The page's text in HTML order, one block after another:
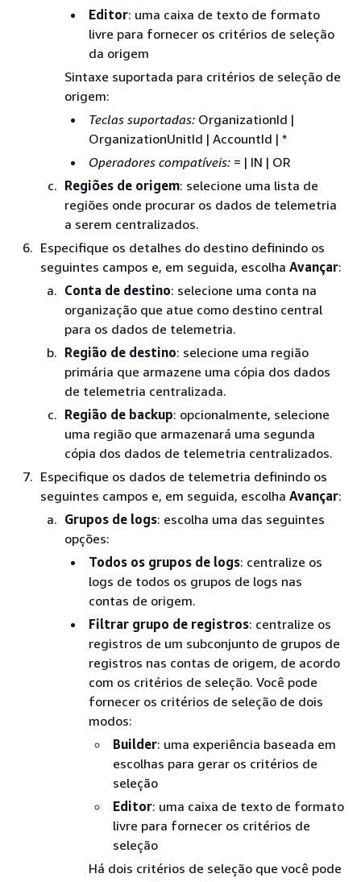
Editor: uma caixa de texto de formato
livre para fornecer os critérios de seleção
da origem
Sintaxe suportada para critérios de seleção de
origem:
Teclas suportadas: OrganizationId |
OrganizationUnitId | AccountId | *
Operadores compatíveis: = | IN | OR
Regiões de origem: selecione uma lista de
regiões onde procurar os dados de telemetria
a serem centralizados.
Especifique os detalhes do destino definindo os
seguintes campos e, em seguida, escolha Avançar:
Conta de destino: selecione uma conta na
organização que atue como destino central
para os dados de telemetria.
Região de destino: selecione uma região
primária que armazene uma cópia dos dados
de telemetria centralizada.
Região de backup: opcionalmente, selecione
uma região que armazenará uma segunda
cópia dos dados de telemetria centralizados.
Especifique os dados de telemetria definindo os
seguintes campos e, em seguida, escolha Avançar:
Grupos de logs: escolha uma das seguintes
opções:
Todos os grupos de logs: centralize os
logs de todos os grupos de logs nas
contas de origem.
Filtrar grupo de registros: centralize os
registros de um subconjunto de grupos de
registros nas contas de origem, de acordo
com os critérios de seleção. Você pode
fornecer os critérios de seleção de dois
modos:
Builder: uma experiência baseada em
escolhas para gerar os critérios de
seleção
Editor: uma caixa de texto de formato
livre para fornecer os critérios de
seleção
Há dois critérios de seleção que você pode